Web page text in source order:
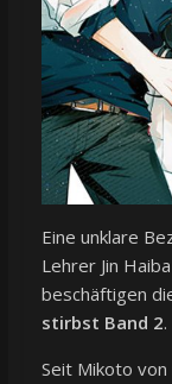
Eine unklare
Lehrer Jin
beschäftigen
stirbst Band 2.
Seit Mikoto von